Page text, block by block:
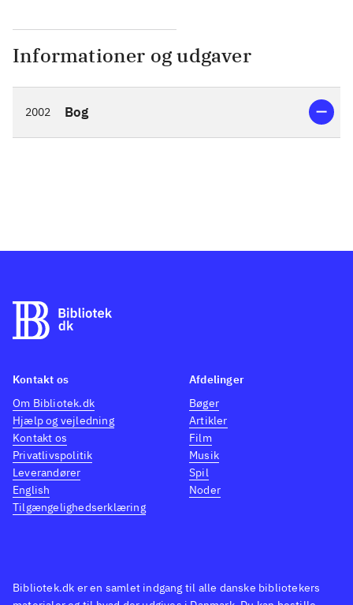
Informationer og udgaver
2002 Bog
Bibliotek.dk er en samlet indgang til alle danske bibliotekers
Kontakt os
Om Bibliotek.dk
Hjælp og vejledning
Kontakt os
Privatlivspolitik
Leverandører
English
Tilgængelighedserklæring
Afdelinger
Bøger
Artikler
Film
Musik
Spil
Noder